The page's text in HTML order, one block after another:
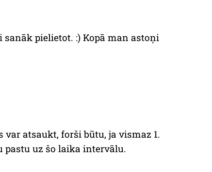
sanāk pielietot. :) Kopā man astoņi
var atsaukt, forši būtu, ja vismaz 1.
uz šo laika intervālu.